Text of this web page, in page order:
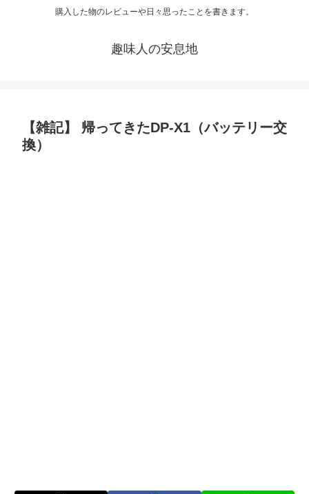
購入した物のレビューや日々思ったことを書きます。
趣味人の安息地
【雑記】 帰ってきたDP-X1（バッテリー交
換）